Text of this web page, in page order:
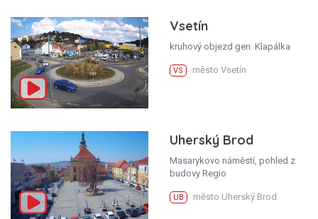
Vsetín
kruhový objezd gen. Klapálka
VS město Vsetín
Uherský Brod
Masarykovo náměstí, pohled z
budovy Regio
UB město Uherský Brod